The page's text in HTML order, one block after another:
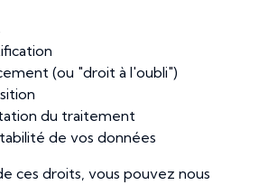
(ou "droit à l'oubli")
du traitement
de vos données
ces droits, vous pouvez nous